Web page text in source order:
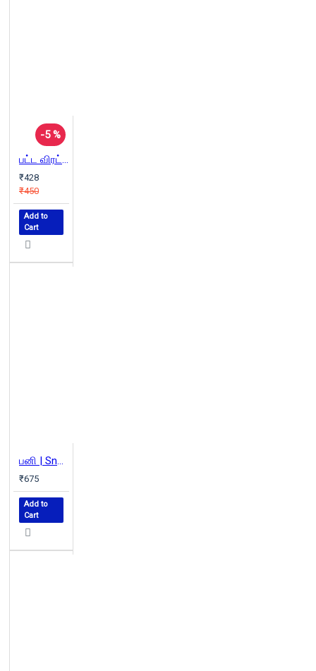
-5 %
பட்ட விரட்டி | The Kite Runner
₹428
₹450
Add to
Cart
பனி | Snow
₹675
Add to
Cart